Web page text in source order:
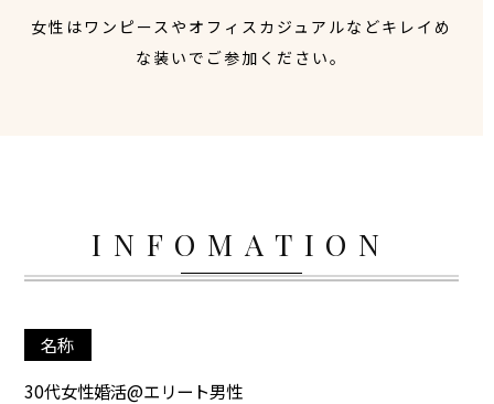
女性はワンピースやオフィスカジュアルなどキレイめ
な装いでご参加ください。
INFOMATION
名称
30代女性婚活@エリート男性